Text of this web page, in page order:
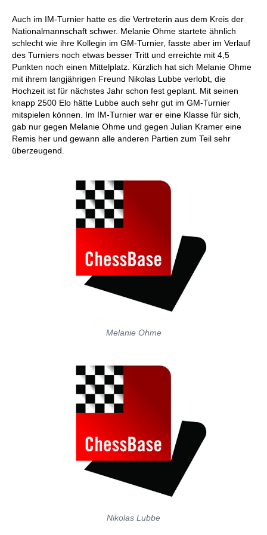
Auch im IM-Turnier hatte es die Vertreterin aus dem Kreis der
Nationalmannschaft schwer. Melanie Ohme startete ähnlich
schlecht wie ihre Kollegin im GM-Turnier, fasste aber im Verlauf
des Turniers noch etwas besser Tritt und erreichte mit 4,5
Punkten noch einen Mittelplatz. Kürzlich hat sich Melanie Ohme
mit ihrem langjährigen Freund Nikolas Lubbe verlobt, die
Hochzeit ist für nächstes Jahr schon fest geplant. Mit seinen
knapp 2500 Elo hätte Lubbe auch sehr gut im GM-Turnier
mitspielen können. Im IM-Turnier war er eine Klasse für sich,
gab nur gegen Melanie Ohme und gegen Julian Kramer eine
Remis her und gewann alle anderen Partien zum Teil sehr
überzeugend.
Melanie Ohme
Nikolas Lubbe